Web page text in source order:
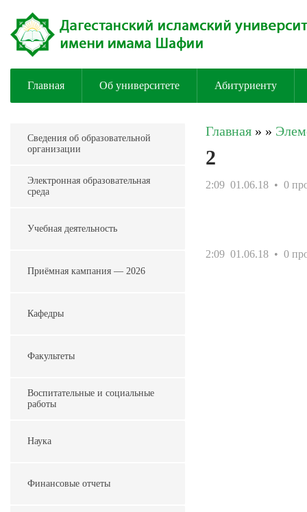
Главная Об университете Абитуриенту
Сведения об образовательной
организации
Электронная образовательная
среда
Учебная деятельность
Приёмная кампания — 2026
Кафедры
Факультеты
Воспитательные и социальные
работы
Наука
Финансовые отчеты
Главная » »
2
2:09 01.06.18 • 0
2:09 01.06.18 • 0